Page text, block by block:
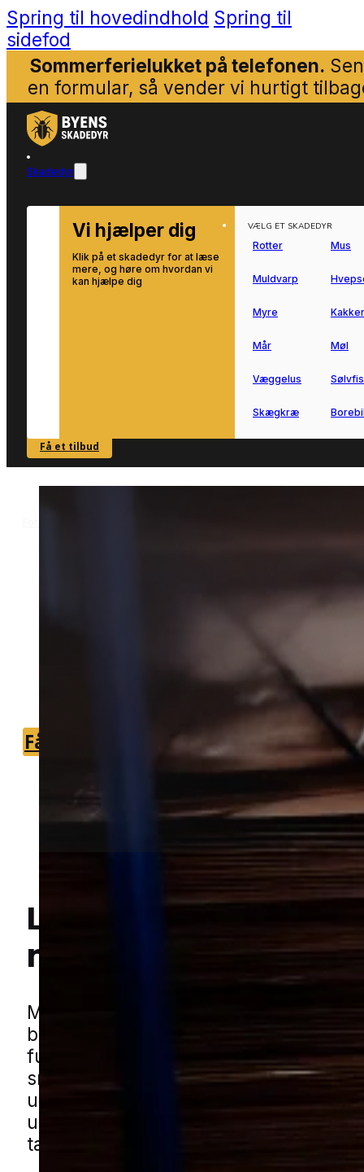
Spring til hovedindhold Spring til
sidefod
Sommerferielukket på telefonen.
en formular, så vender vi hurtigt
Skadedyr
Vi hjælper dig
Klik på et skadedyr for at læse
mere, og høre om hvordan vi
kan hjælpe dig
SE OVERSIGT
VÆLG ET SKADEDYR
Rotter Mus
Muldvarp
Myre
Mår Møl
Væggelus
Skægkræ
Få et tilbud
Myrebekæmpelse i Als gør det nemt at
Vi forbinder dig med lokale partnere,
du hurtigt kan få den rette hjælp.
Få et tilbud +45 51 90 85 46
Lokal bekæmpelse
myrer
Myrer er et almindeligt problem
boliger, især når de finder let adgang
fugt og små sprækker ved hus og
småbygninger. De kan dukke op både
ude, og selv små aktivitetsspor kan
udvikle sig, hvis en koloni får ro til at
tæt på opholdsarealer, terrasser eller
Hej! Hvordan kan jeg hjælpe dig? Har du nogen spørgsmål?